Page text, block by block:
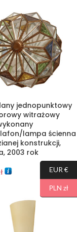
jednopunktowy
witrażowy
lampa ścienna
konstrukcji,
2003 rok
EUR €
PLN zł